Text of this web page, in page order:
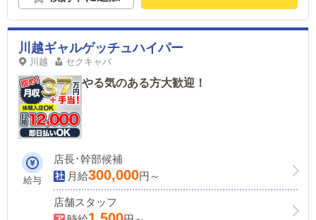
川越ギャルゲッチュハイパー
川越 セクキャバ
やる気のある方大歓迎！
給与
店長･幹部候補
月給300,000円～
店舗スタッフ